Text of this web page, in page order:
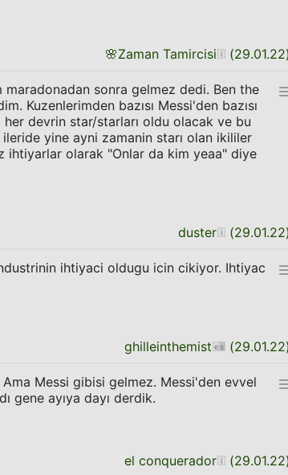
🌸Zaman Tamircisi (29.01.22
sonra gelmez dedi. Ben the
Kuzenlerimden bazısı Messi'den bazısı
devrin star/starları oldu olacak ve bu
yine ayni zamanin starı olan ikililer
ihtiyarlar olarak "Onlar da kim yeaa" diye
duster (29.01.22
ihtiyaci oldugu icin cikiyor. Ihtiyac
ghilleinthemist (29.01.22
Ama Messi gibisi gelmez. Messi'den evvel
gene ayıya dayı derdik.
el conquerador (29.01.22